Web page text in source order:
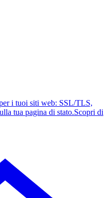
i tuoi siti web: SSL/TLS,
tua pagina di stato.Scopri di